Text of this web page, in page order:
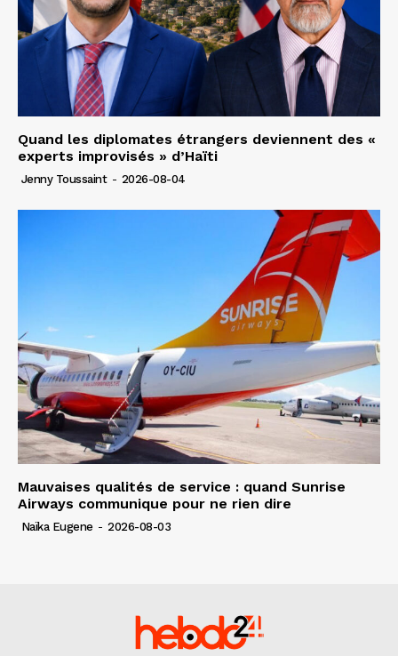
Quand les diplomates étrangers deviennent des «
experts improvisés » d’Haïti
Jenny Toussaint - 2026-08-04
Mauvaises qualités de service : quand Sunrise
Airways communique pour ne rien dire
Naïka Eugene - 2026-08-03